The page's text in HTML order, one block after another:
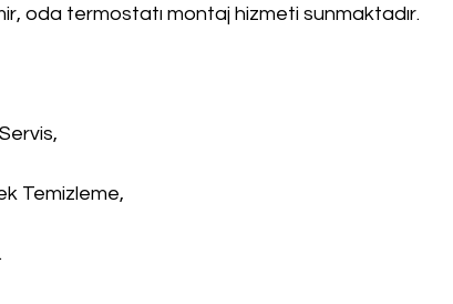
oda termostatı montaj hizmeti sunmaktadır.
Temizleme,